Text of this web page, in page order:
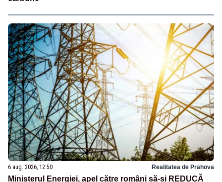
6 aug. 2026, 12:50 Realitatea de Prahova
Ministerul Energiei, apel către români să-și REDUCĂ